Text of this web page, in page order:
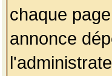
chaque
annonce